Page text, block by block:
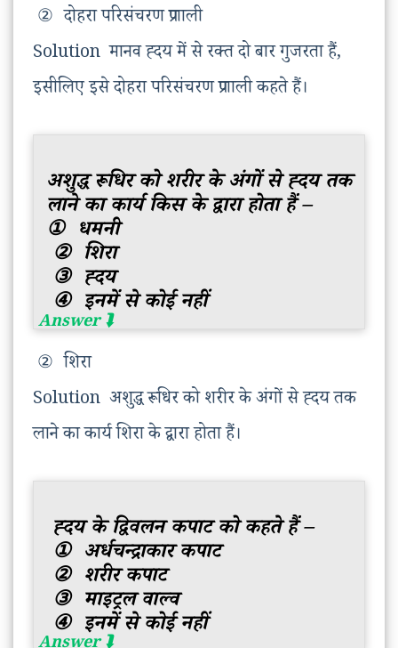
② दोहरा परिसंचरण प्रणाली
Solution मानव ह्दय में से रक्त दो बार गुजरता हैं,
इसीलिए इसे दोहरा परिसंचरण प्रणाली कहते हैं।
अशुद्ध रूधिर को शरीर के अंगों से ह्दय तक
लाने का कार्य किस के द्वारा होता हैं –
① धमनी
② शिरा
③ ह्दय
④ इनमें से कोई नहीं
② शिरा
Solution अशुद्ध रूधिर को शरीर के अंगों से ह्दय तक
लाने का कार्य शिरा के द्वारा होता हैं।
ह्दय के द्विवलन कपाट को कहते हैं –
① अर्धचन्द्राकार कपाट
② शरीर कपाट
③ माइट्रल वाल्व
④ इनमें से कोई नहीं